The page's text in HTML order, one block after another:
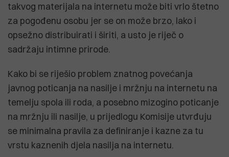
takvog materijala na internetu može biti vrlo štetno
za pogođenu osobu jer se on može brzo, lako i
opsežno distribuirati i širiti, a usto je riječ o
sadržaju intimne prirode.
Kako bi se riješio problem znatnog povećanja
javnog poticanja na nasilje i mržnju na internetu na
temelju spola ili roda, a posebno mizogino poticanje
na mržnju ili nasilje, u prijedlogu Komisije utvrđuju
se minimalna pravila za definiranje i kazne za tu
vrstu kaznenih djela nasilja na internetu.